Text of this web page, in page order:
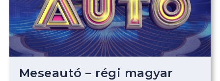
Meseautó – régi magyar